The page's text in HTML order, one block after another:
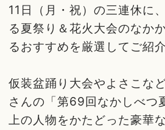
11日（月・祝）の三連休に
る夏祭り＆花火大会のなか
るおすすめを厳選してご紹介
仮装盆踊り大会やよさこな
さんの「第69回なかしべつ
上の人物をかたどった豪華